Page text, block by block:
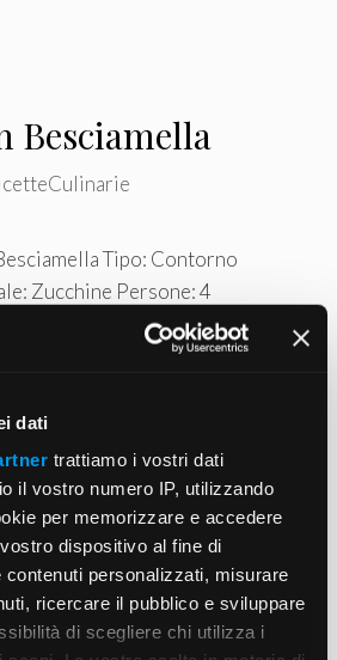
dati
trattiamo i vostri dati
il vostro numero IP, utilizzando
per memorizzare e accedere
dispositivo al fine di
contenuti personalizzati, misurare
ricercare il pubblico e sviluppare
di scegliere chi utilizza i
Besciamella
Tipo: Contorno
Zucchine Persone: 4
La Besciamella: , Aceto Di Vino
Budino